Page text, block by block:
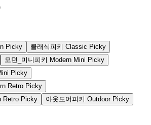
Picky 클래식피키 Classic Picky
모던_미니피키 Modern Mini Picky
Picky
Retro Picky
Retro Picky 아웃도어피키 Outdoor Picky